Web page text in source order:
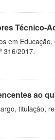
Técnico-
em Educação,
316/2017.
ao
titulação,